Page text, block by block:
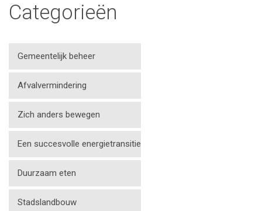
Categorieën
Gemeentelijk beheer
Afvalvermindering
Zich anders bewegen
Een succesvolle energietransitie
Duurzaam eten
Stadslandbouw